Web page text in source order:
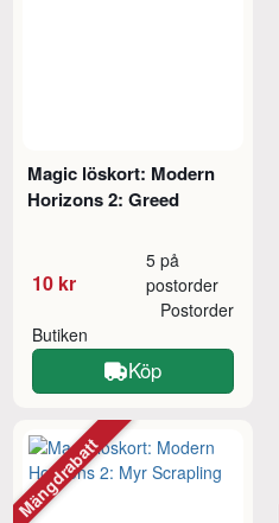
Magic löskort: Modern
Horizons 2: Greed
10 kr
5 på
postorder
Butiken
Postorder
Köp
Mängdrabatt